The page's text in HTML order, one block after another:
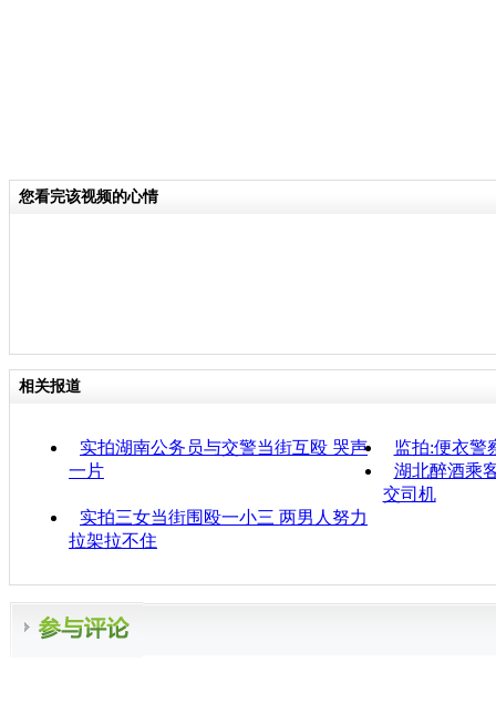
您看完该视频的心情
相关报道
实拍湖南公务员与交警当街互殴 哭声
一片
监拍:便衣警
湖北醉酒乘
交司机
实拍三女当街围殴一小三 两男人努力
拉架拉不住